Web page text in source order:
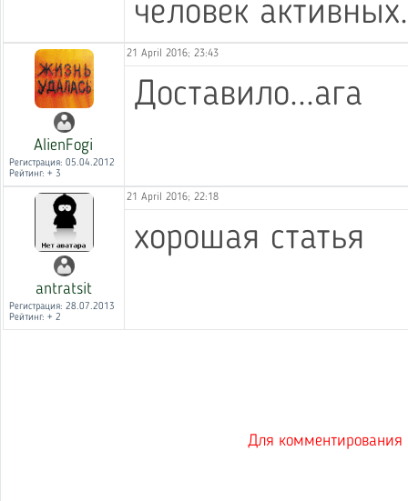
человек
AlienFogi
Регистрация: 05.04.2012
Рейтинг: + 3
21 April 2016; 23:43
Доставило...ага
antratsit
Регистрация: 28.07.2013
Рейтинг: + 2
21 April 2016; 22:18
хорошая статья
Для комментирования